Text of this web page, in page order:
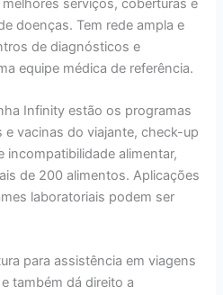
doenças. Tem rede ampla e
de diagnósticos e
equipe médica de referência.
Infinity estão os programas
e vacinas do viajante, check-up
incompatibilidade alimentar,
de 200 alimentos. Aplicações
laboratoriais podem ser
para assistência em viagens
também dá direito a